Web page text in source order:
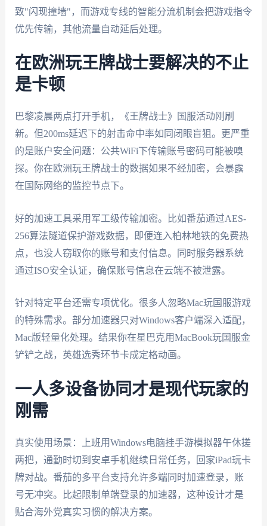
致"闪现撞墙"，而游戏专线的智能分流机制会把游戏指令
优先传输，其他流量自动延后处理。
在欧洲玩王牌战士要解决的不止
是卡顿
巴黎凌晨两点打开手机，《王牌战士》国服活动刚刷
新。但200ms延迟下的射击命中率如同闭眼盲狙。更严重
的是账户安全问题：公共WiFi下传输账号密码可能被嗅
探。你在欧洲玩王牌战士的数据如果不经加密，会暴露
在国际网络的监控节点下。
好的加速工具采用军工级传输加密。比如番茄通过AES-
256算法隧道保护游戏数据，即便连入柏林地铁的免费热
点，也没人窃取你的账号和支付信息。同时服务器系统
通过ISO安全认证，确保账号信息在云端不被泄露。
针对特定平台还需专项优化。很多人忽略Mac玩国服游戏
的特殊需求。部分加速器只对Windows客户端深入适配，
Mac版轻量化处理。结果你在星巴克用MacBook玩国服金
铲铲之战，英雄选秀环节卡成定格动画。
一人多设备协同才是现代玩家的
刚需
真实使用场景：上班用Windows电脑挂手游模拟器午休搓
两把，通勤时切到安卓手机继续日常任务，回家iPad玩卡
牌对战。番茄的多平台支持允许多端同时加速登录，账
号无冲突。比起限制单端登录的加速器，这种设计才是
贴合海外党真实习惯的解决方案。